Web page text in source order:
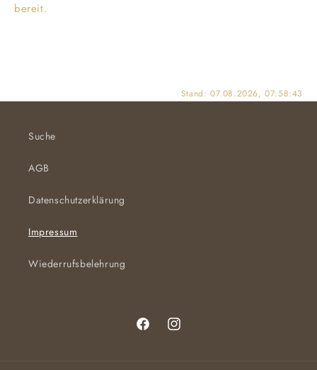
bereit.
Stand: 07.08.2026, 07:58:43
Suche
AGB
Datenschutzerklärung
Impressum
Wiederrufsbelehrung
FacebookInstagram